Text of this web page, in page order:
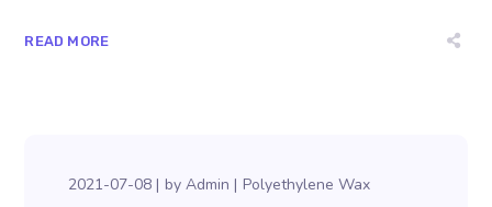
READ MORE
2021-07-08 byAdmin Polyethylene Wax